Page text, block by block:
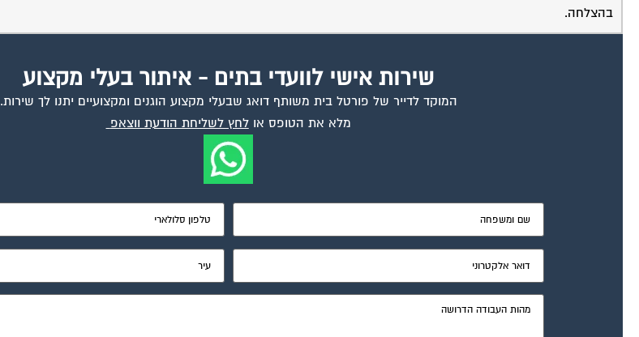
בהצלחה.
שירות אישי לוועדי בתים - איתור בעלי מקצוע
המוקד לדייר של פורטל בית משותף דואג שבעלי מקצוע הוגנים ומקצועיים יתנו לך שירות.
מלא את הטופס אולחץ לשליחת הודעת ווצאפ